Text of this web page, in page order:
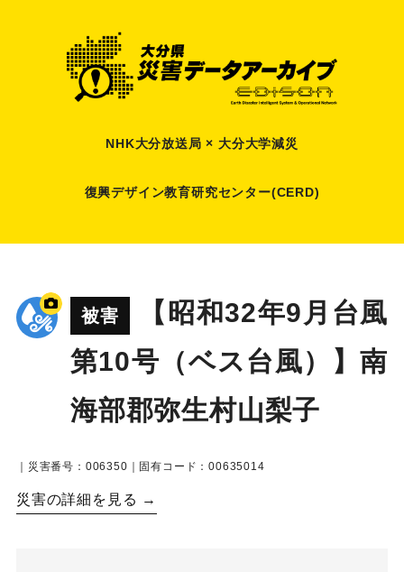
NHK大分放送局 × 大分大学減災
復興デザイン教育研究センター(CERD)
被害
【昭和32年9月台風
第10号（ベス台風）】南
海部郡弥生村山梨子
｜災害番号：006350｜固有コード：00635014
災害の詳細を見る →